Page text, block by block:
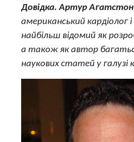
Довідка. Артур Агатстон
американський кардіолог і
найбільш відомий як
а також як автор
наукових статей у галузі